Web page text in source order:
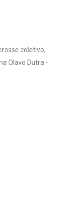
coletivo,
Olavo Dutra -